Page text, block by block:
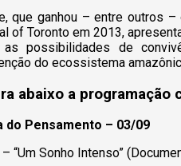
que ganhou – entre outros
of Toronto em 2013,
as possibilidades de
do ecossistema
abaixo a programação
do Pensamento – 03/09
“Um Sonho Intenso”